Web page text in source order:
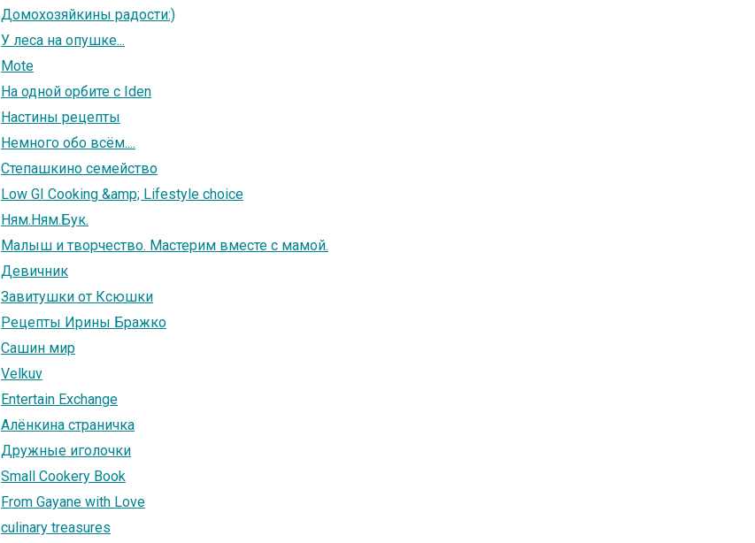
Домохозяйкины радости:)
У леса на опушке...
Mote
На одной орбите с Iden
Настины рецепты
Немного обо всём....
Степашкино семейство
Low GI Cooking &amp; Lifestyle choice
Ням.Ням.Бук.
Малыш и творчество. Мастерим вместе с мамой.
Девичник
Завитушки от Ксюшки
Рецепты Ирины Бражко
Сашин мир
Velkuv
Entertain Exchange
Алёнкина страничка
Дружные иголочки
Small Cookery Book
From Gayane with Love
culinary treasures